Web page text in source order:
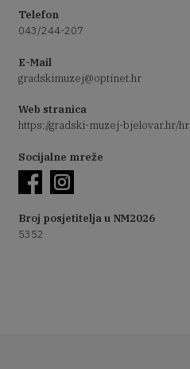
Telefon
043/244-207
E-Mail
gradskimuzej@optinet.hr
Web stranica
https://gradski-muzej-bjelovar.hr/hr
Socijalne mreže
Broj posjetitelja u NM2026
5352